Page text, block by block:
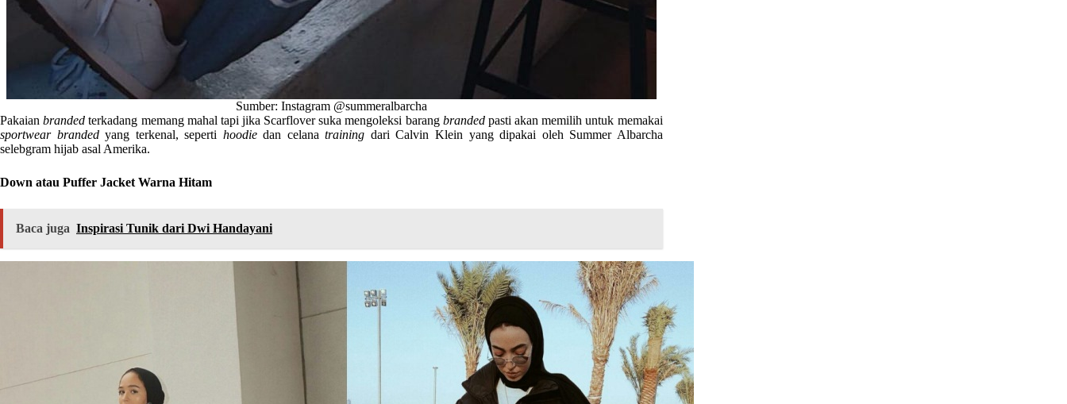
Sumber: Instagram @summeralbarcha
Pakaianbranded terkadang memang mahal tapi jika Scarflover suka mengoleksi barang branded pasti akan memilih untuk memakai
sportwear brandedyang terkenal, seperti hoodiedan celanatraining dari Calvin Klein yang dipakai oleh Summer Albarcha
selebgram hijab asal Amerika.
Down atau Puffer Jacket Warna Hitam
Baca juga Inspirasi Tunik dari Dwi Handayani